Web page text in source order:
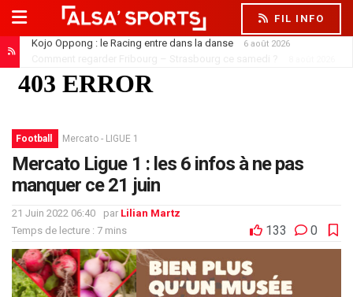
FIL INFO
Comment regarder Fribourg – Strasbourg ce samedi ? 8 août 2026
Football Mercato - LIGUE 1
Mercato Ligue 1 : les 6 infos à ne pas
manquer ce 21 juin
21 Juin 2022 06:40 par Lilian Martz
Temps de lecture : 7 mins
133 0